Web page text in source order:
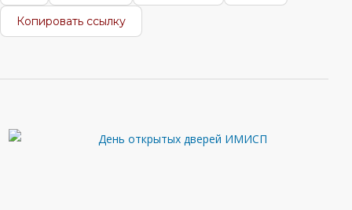
Копировать ссылку